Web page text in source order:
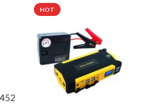
de
correas de carga
HOT